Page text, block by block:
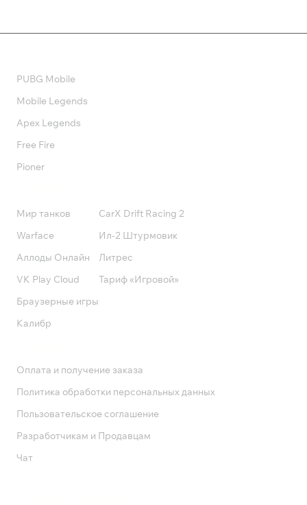
PUBG Mobile
Mobile Legends
Apex Legends
Free Fire
Pioner
Мир танков
Warface
Аллоды Онлайн
VK Play Cloud
Браузерные игры
Калибр
CarX Drift Racing 2
Ил-2 Штурмовик
Литрес
Тариф «Игровой»
Оплата и получение заказа
Политика обработки персональных данных
Пользовательское соглашение
Разработчикам и Продавцам
Чат